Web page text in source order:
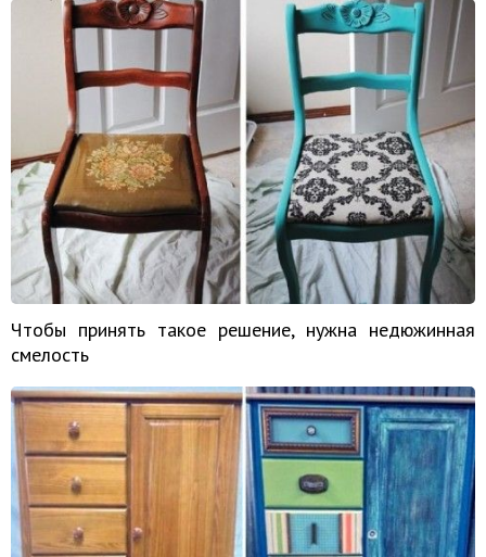
Чтобы принять такое решение, нужна недюжинная
смелость